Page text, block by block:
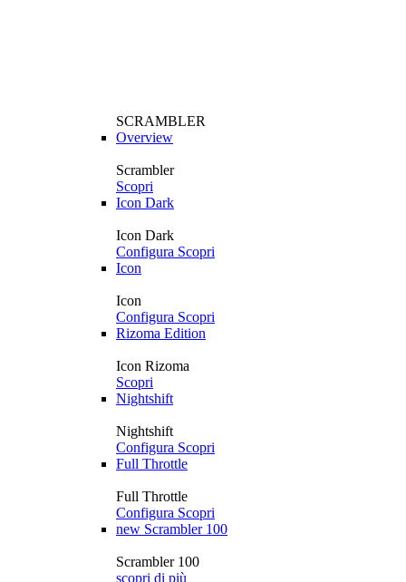
SCRAMBLER
Overview
Scrambler
Scopri
Icon Dark
Icon Dark
Configura Scopri
Icon
Icon
Configura Scopri
Rizoma Edition
Icon Rizoma
Scopri
Nightshift
Nightshift
Configura Scopri
Full Throttle
Full Throttle
Configura Scopri
new Scrambler 100
Scrambler 100
scopri di più